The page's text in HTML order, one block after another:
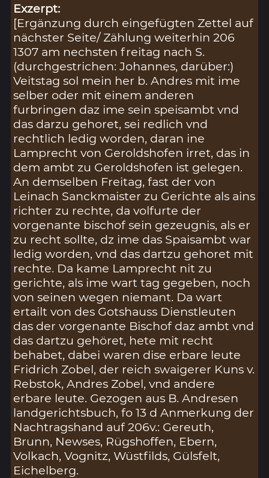
Exzerpt:
[Ergänzung durch eingefügten Zettel auf
nächster Seite/ Zählung weiterhin 206
1307 am nechsten freitag nach S.
(durchgestrichen: Johannes, darüber:)
Veitstag sol mein her b. Andres mit ime
selber oder mit einem anderen
furbringen daz ime sein speisambt vnd
das darzu gehoret, sei redlich vnd
rechtlich ledig worden, daran ine
Lamprecht von Geroldshofen irret, das in
dem ambt zu Geroldshofen ist gelegen.
An demselben Freitag, fast der von
Leinach Sanckmaister zu Gerichte als ains
richter zu rechte, da volfurte der
vorgenante bischof sein gezeugnis, als er
zu recht sollte, dz ime das Spaisambt war
ledig worden, vnd das dartzu gehoret mit
rechte. Da kame Lamprecht nit zu
gerichte, als ime wart tag gegeben, noch
von seinen wegen niemant. Da wart
ertailt von des Gotshauss Dienstleuten
das der vorgenante Bischof daz ambt vnd
das dartzu gehöret, hete mit recht
behabet, dabei waren dise erbare leute
Fridrich Zobel, der reich swaigerer Kuns v.
Rebstok, Andres Zobel, vnd andere
erbare leute. Gezogen aus B. Andresen
landgerichtsbuch, fo 13 d Anmerkung der
Nachtragshand auf 206v.: Gereuth,
Brunn, Newses, Rügshoffen, Ebern,
Volkach, Vognitz, Wüstfilds, Gülsfelt,
Eichelberg.